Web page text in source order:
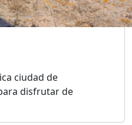
ciudad de
disfrutar de